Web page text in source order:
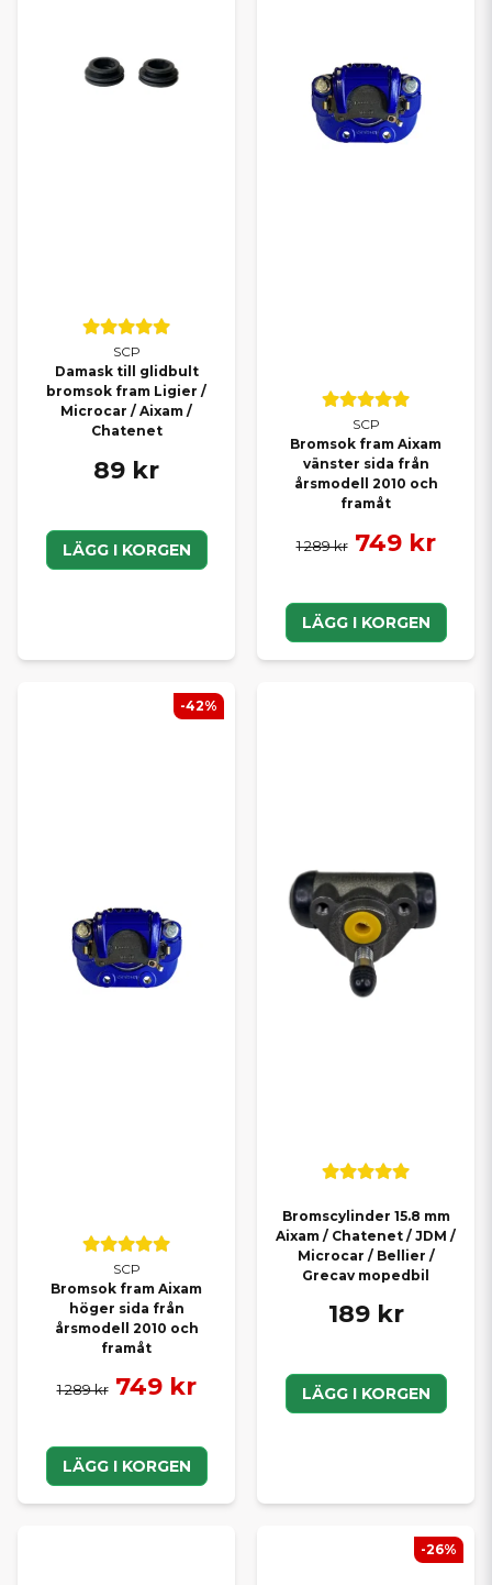
SCP
Damask till glidbult
bromsok fram Ligier /
Microcar / Aixam /
Chatenet
89 kr
LÄGG I KORGEN
SCP
Bromsok fram Aixam
vänster sida från
årsmodell 2010 och
framåt
1 289 kr 749 kr
LÄGG I KORGEN
SCP
Bromsok fram Aixam
höger sida från
årsmodell 2010 och
framåt
1 289 kr 749 kr
LÄGG I KORGEN
-42%
Bromscylinder 15.8 mm
Aixam / Chatenet / JDM /
Microcar / Bellier /
Grecav mopedbil
189 kr
LÄGG I KORGEN
-26%